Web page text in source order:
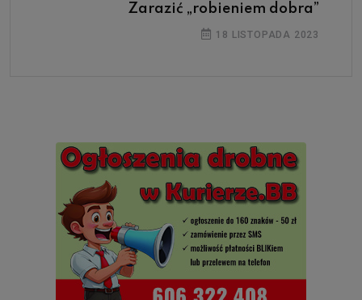
Zarazić „robieniem dobra”
18 LISTOPADA 2023